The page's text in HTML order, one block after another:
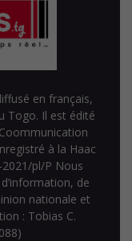
en français,
Togo. Il est édité
à la Haac
2021/pl/P Nous
de
nationale et
: Tobias C.